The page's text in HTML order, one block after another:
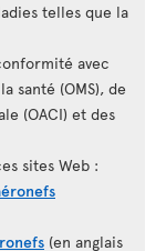
telles que la
avec
santé (OMS), de
(OACI) et des
sites Web :
(en anglais